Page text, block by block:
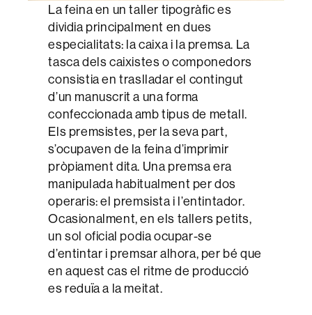
La feina en un taller tipogràfic es
dividia principalment en dues
especialitats: la caixa i la premsa. La
tasca dels caixistes o componedors
consistia en traslladar el contingut
d’un manuscrit a una forma
confeccionada amb tipus de metall.
Els premsistes, per la seva part,
s’ocupaven de la feina d’imprimir
pròpiament dita. Una premsa era
manipulada habitualment per dos
operaris: el premsista i l’entintador.
Ocasionalment, en els tallers petits,
un sol oficial podia ocupar-se
d’entintar i premsar alhora, per bé que
en aquest cas el ritme de producció
es reduïa a la meitat.